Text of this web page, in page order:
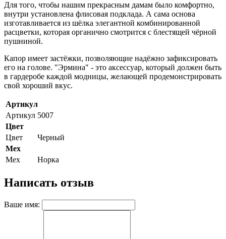
Для того, чтобы нашим прекрасным дамам было комфортно,
внутри установлена флисовая подклада. А сама основа
изготавливается из шёлка элегантной комбинированной
расцветки, которая органично смотрится с блестящей чёрной
пушниной.
Капор имеет застёжки, позволяющие надёжно зафиксировать
его на голове. "Эрмина" - это аксессуар, который должен быть
в гардеробе каждой модницы, желающей продемонстрировать
свой хороший вкус.
Артикул
Артикул 5007
Цвет
Цвет
Черный
Мех
Мех
Норка
Написать отзыв
Ваше имя: